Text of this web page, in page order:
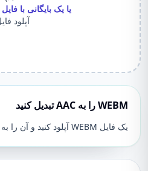
یا یک بایگانی با
آپلود
WEBM را به AAC تبدیل کنید
یک فایل WEBM آپلود کنید و آن را به عنوان AAC ذخیره کنید.